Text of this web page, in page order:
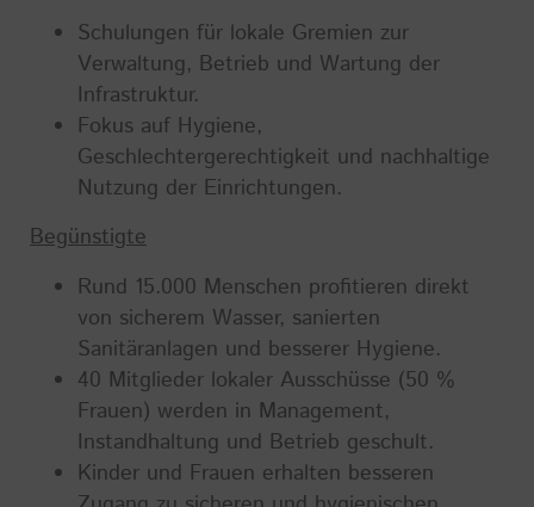
Schulungen für lokale Gremien zur
Verwaltung, Betrieb und Wartung der
Infrastruktur.
Fokus auf Hygiene,
Geschlechtergerechtigkeit und nachhaltige
Nutzung der Einrichtungen.
Begünstigte
Rund 15.000 Menschen profitieren direkt
von sicherem Wasser, sanierten
Sanitäranlagen und besserer Hygiene.
40 Mitglieder lokaler Ausschüsse (50 %
Frauen) werden in Management,
Instandhaltung und Betrieb geschult.
Kinder und Frauen erhalten besseren